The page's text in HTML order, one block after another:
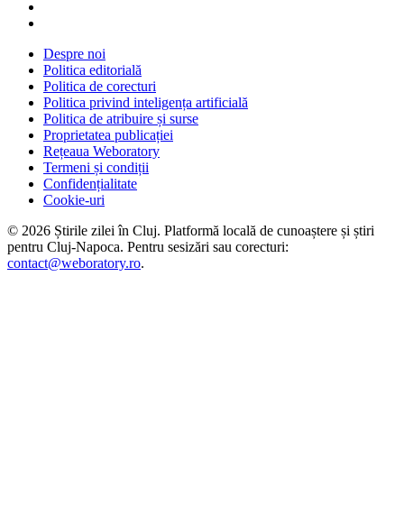
Despre noi
Politica editorială
Politica de corecturi
Politica privind inteligența artificială
Politica de atribuire și surse
Proprietatea publicației
Rețeaua Weboratory
Termeni și condiții
Confidențialitate
Cookie-uri
© 2026 Știrile zilei în Cluj. Platformă locală de cunoaștere și știri
pentru Cluj-Napoca. Pentru sesizări sau corecturi:
contact@weboratory.ro.